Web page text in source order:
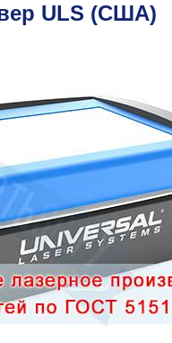
ULS (США)